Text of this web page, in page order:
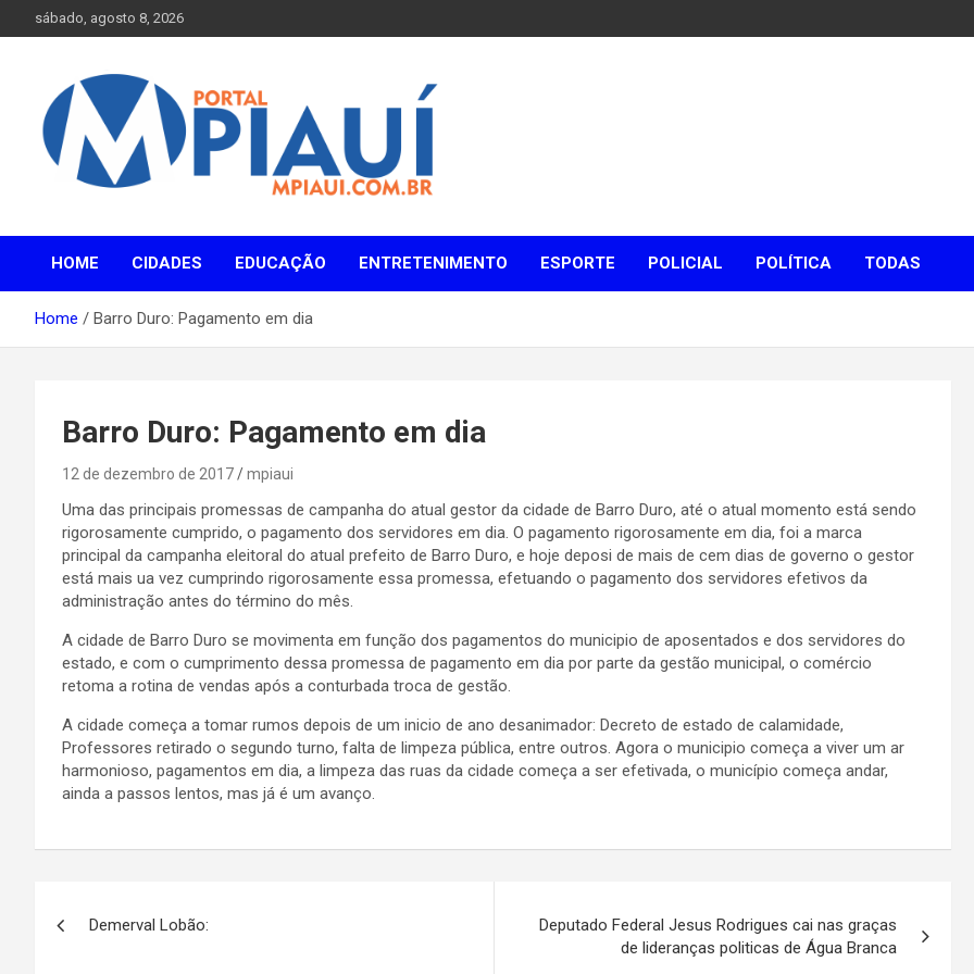
to
sábado, agosto 8, 2026
Portal MPiauí
Parnaíba
HOME
CIDADES EDUCAÇÃO ENTRETENIMENTO ESPORTE POLICIAL POLÍTICA TODAS
Home Barro Duro: Pagamento em dia
Barro Duro: Pagamento em dia
12 de dezembro de 2017 mpiaui
Uma das principais promessas de campanha do atual gestor da cidade de Barro Duro, até o atual momento está sendo
rigorosamente cumprido, o pagamento dos servidores em dia. O pagamento rigorosamente em dia, foi a marca
principal da campanha eleitoral do atual prefeito de Barro Duro, e hoje deposi de mais de cem dias de governo o gestor
está mais ua vez cumprindo rigorosamente essa promessa, efetuando o pagamento dos servidores efetivos da
administração antes do término do mês.
A cidade de Barro Duro se movimenta em função dos pagamentos do municipio de aposentados e dos servidores do
estado, e com o cumprimento dessa promessa de pagamento em dia por parte da gestão municipal, o comércio
retoma a rotina de vendas após a conturbada troca de gestão.
A cidade começa a tomar rumos depois de um inicio de ano desanimador: Decreto de estado de calamidade,
Professores retirado o segundo turno, falta de limpeza pública, entre outros. Agora o municipio começa a viver um ar
harmonioso, pagamentos em dia, a limpeza das ruas da cidade começa a ser efetivada, o município começa andar,
ainda a passos lentos, mas já é um avanço.
Demerval Lobão:
Deputado Federal Jesus Rodrigues cai nas graças
de lideranças politicas de Água Branca